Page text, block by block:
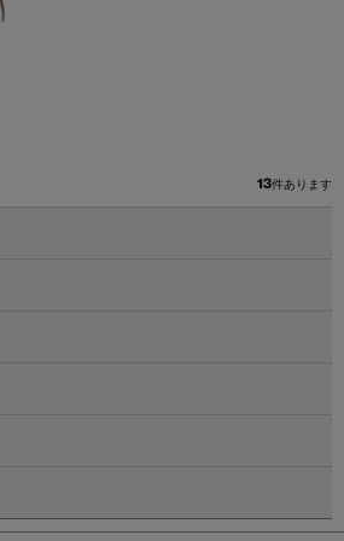
13件あります